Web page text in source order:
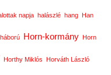
napja halászlé hang Han
Horn-kormány Horn
Horthy Miklós Horváth László